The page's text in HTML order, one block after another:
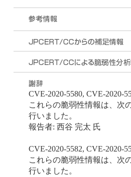
CVE-2020-5580, CVE-2020-
これらの脆弱性情報は、次
行いました。
報告者: 西谷 完太 氏
CVE-2020-5582, CVE-2020-
これらの脆弱性情報は、次
行いました。